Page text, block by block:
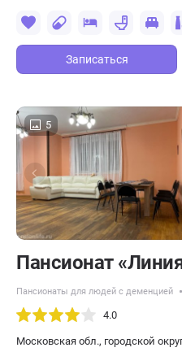
Записаться
5
Пансионат
Пансионаты для людей с деменцией
4.0
Московская обл., городской